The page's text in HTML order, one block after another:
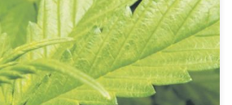
w końcu podjął decyzję: w przyszłości
będzie mógł uprawiać marihuanę w
przez państwo dilera.
tylko […]